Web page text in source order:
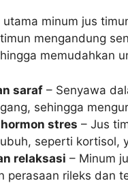
minum jus
mengandung
memudahkan
saraf – Senyawa
sehingga
stres – Jus
seperti kortisol,
relaksasi – Minum
perasaan rileks dan